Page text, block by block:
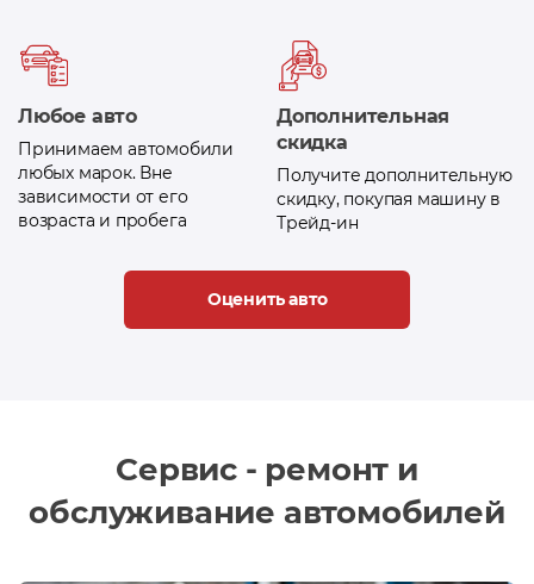
Любое авто
Принимаем автомобили
любых марок. Вне
зависимости от его
возраста и пробега
Дополнительная
скидка
Получите дополнительную
скидку, покупая машину в
Трейд-ин
Оценить авто
Сервис - ремонт и
обслуживание автомобилей